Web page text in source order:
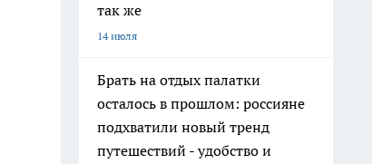
так же
14 июля
Брать на отдых палатки
осталось в прошлом: россияне
подхватили новый тренд
путешествий - удобство и